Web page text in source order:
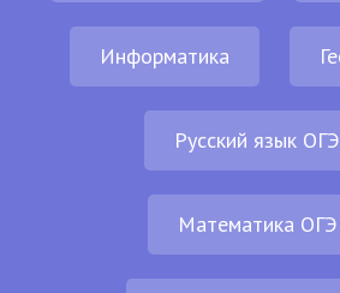
Информатика
Русский язык ОГЭ
Математика ОГЭ